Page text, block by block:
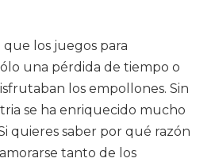
que los juegos para
una pérdida de tiempo o
los empollones. Sin
se ha enriquecido mucho
quieres saber por qué razón
tanto de los